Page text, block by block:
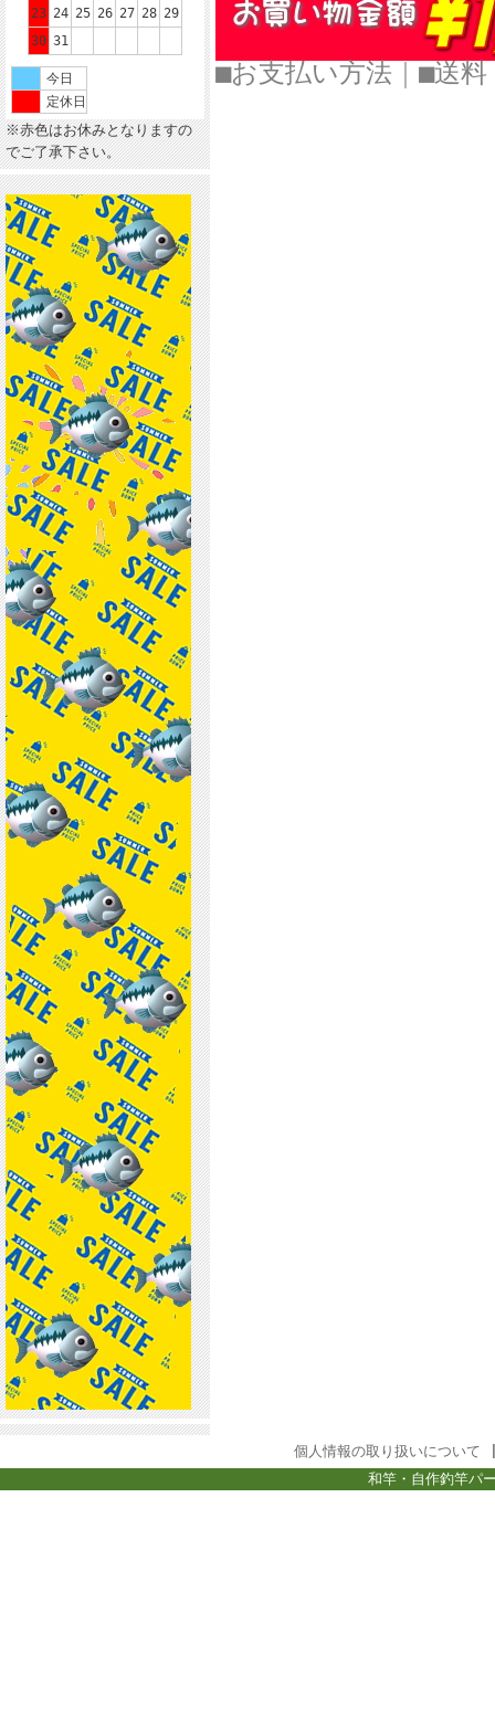
23 24 25 26 27 28 29
30 31
今日
定休日
※赤色はお休みとなりますの
でご了承下さい。
■お支払い方法 ■
個人情報の取り扱いについて
和竿・自作釣竿パ